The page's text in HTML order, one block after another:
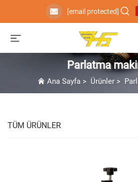
[email protected]
Parlatma
Ana Sayfa > Ürünler>
TÜM ÜRÜNLER